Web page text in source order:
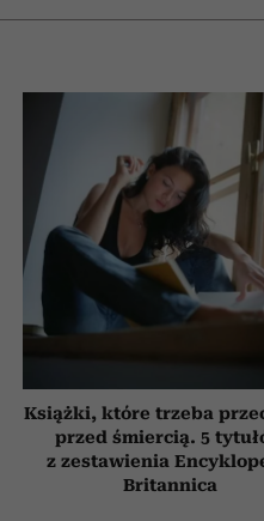
Książki, które trzeba
przed śmiercią. 5
z zestawienia
Britannica